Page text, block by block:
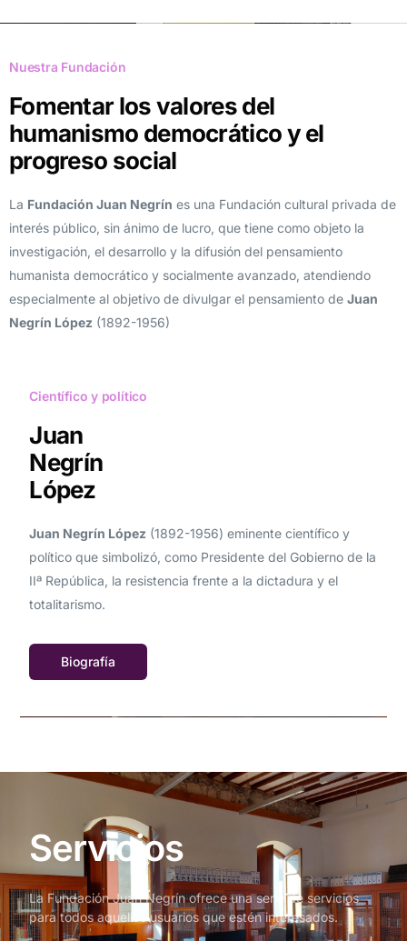
Nuestra Fundación
Fomentar los valores del
humanismo democrático y el
progreso social
La Fundación Juan Negrín es una Fundación cultural privada de
interés público, sin ánimo de lucro, que tiene como objeto la
investigación, el desarrollo y la difusión del pensamiento
humanista democrático y socialmente avanzado, atendiendo
especialmente al objetivo de divulgar el pensamiento de Juan
Negrín López (1892-1956)
Científico y político
Juan
Negrín
López
Juan Negrín López (1892-1956) eminente científico y
político que simbolizó, como Presidente del Gobierno de la
IIª República, la resistencia frente a la dictadura y el
totalitarismo.
Biografía
Servicios
La Fundación Juan Negrín ofrece una serie de servicios
para todos aquellos usuarios que estén interesados.